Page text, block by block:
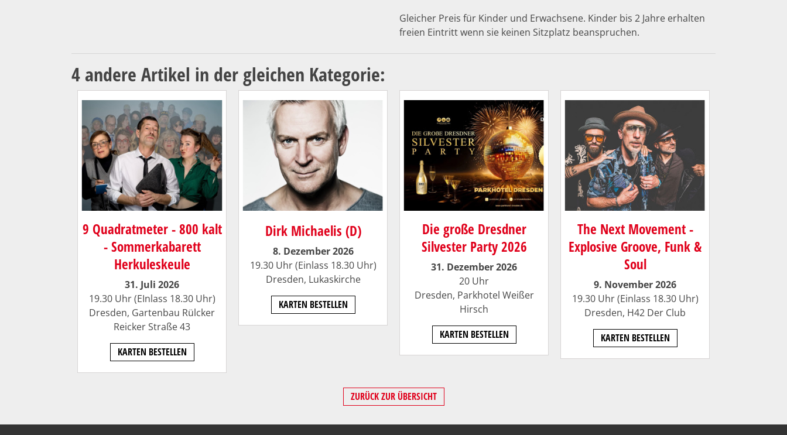
Gleicher Preis für Kinder und Erwachsene. Kinder bis 2 Jahre erhalten
freien Eintritt wenn sie keinen Sitzplatz beanspruchen.
4 andere Artikel in der gleichen Kategorie:
9 Quadratmeter - 800 kalt
- Sommerkabarett
Herkuleskeule
31. Juli 2026
19.30 Uhr (EInlass 18.30 Uhr)
Dresden, Gartenbau Rülcker
Reicker Straße 43
KARTEN BESTELLEN
Dirk Michaelis (D)
8. Dezember 2026
19.30 Uhr (Einlass 18.30 Uhr)
Dresden, Lukaskirche
KARTEN BESTELLEN
Die große Dresdner
Silvester Party 2026
31. Dezember 2026
20 Uhr
Dresden, Parkhotel Weißer
Hirsch
KARTEN BESTELLEN
The Next Movement -
Explosive Groove, Funk &
Soul
9. November 2026
19.30 Uhr (Einlass 18.30 Uhr)
Dresden, H42 Der Club
KARTEN BESTELLEN
ZURÜCK ZUR ÜBERSICHT